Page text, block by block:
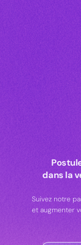
dans la
Suivez notre
et augmenter